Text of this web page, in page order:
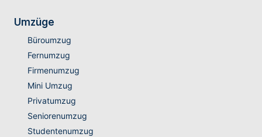
Umzüge
Büroumzug
Fernumzug
Firmenumzug
Mini Umzug
Privatumzug
Seniorenumzug
Studentenumzug